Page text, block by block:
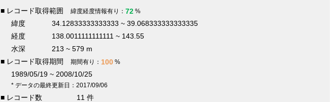
■ レコード取得範囲 緯度経度情報有り： 72 %
緯度
34.12833333333333 ~ 39.068333333333335
経度
138.0011111111111 ~ 143.55
水深
213 ~ 579 m
■ レコード取得期間
期間有り： 100 %
1989/05/19 ~ 2008/10/25
* データの最終更新日：2017/09/06
■ レコード数
11 件